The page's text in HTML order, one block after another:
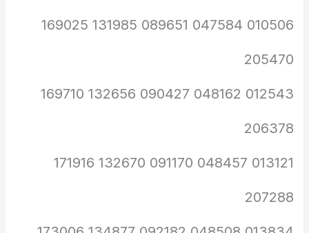
010506 047584 089651 131985 169025
205470
012543 048162 090427 132656 169710
206378
013121 048457 091170 132670 171916
207288